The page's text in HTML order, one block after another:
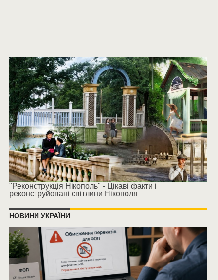
"Реконструкція Нікополь" - Цікаві факти і
реконструйовані світлини Нікополя
НОВИНИ УКРАЇНИ